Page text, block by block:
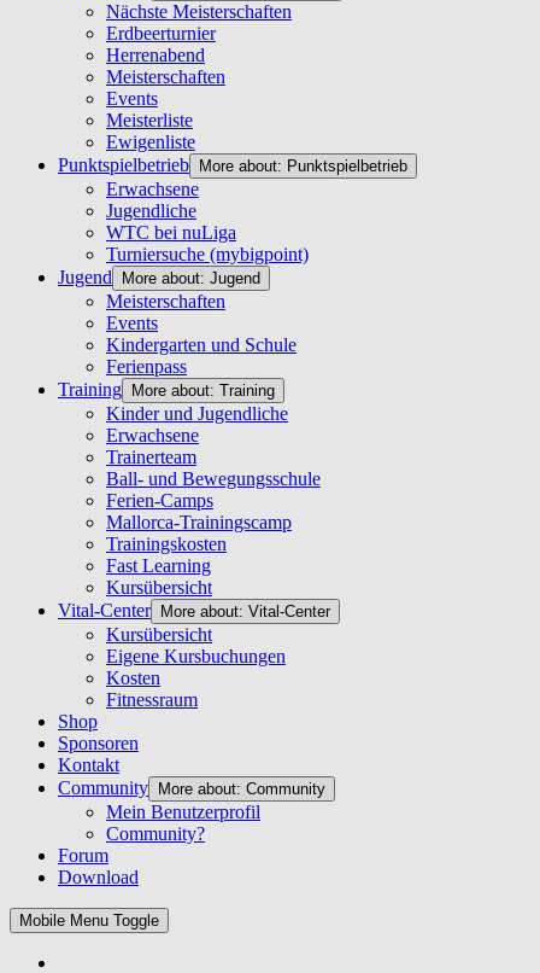
Nächste Meisterschaften
Erdbeerturnier
Herrenabend
Meisterschaften
Events
Meisterliste
Ewigenliste
Punktspielbetrieb
More about: Punktspielbetrieb
Erwachsene
Jugendliche
WTC bei nuLiga
Turniersuche (mybigpoint)
Jugend
More about: Jugend
Meisterschaften
Events
Kindergarten und Schule
Ferienpass
Training
More about: Training
Kinder und Jugendliche
Erwachsene
Trainerteam
Ball- und Bewegungsschule
Ferien-Camps
Mallorca-Trainingscamp
Trainingskosten
Fast Learning
Kursübersicht
Vital-Center
More about: Vital-Center
Kursübersicht
Eigene Kursbuchungen
Kosten
Fitnessraum
Shop
Sponsoren
Kontakt
Community
More about: Community
Mein Benutzerprofil
Community?
Forum
Download
Mobile Menu Toggle